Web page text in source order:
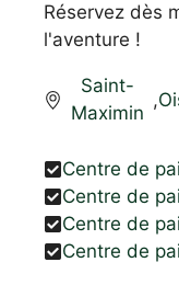
Réservez dès
l'aventure !
Saint-
Maximin
,
Centre de
Centre de
Centre de
Centre de